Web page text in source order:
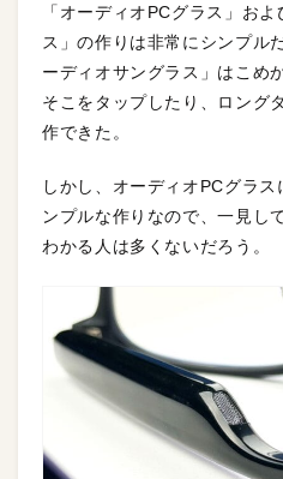
「オーディオPCグラス」お
ス」の作りは非常にシンプル
ーディオサングラス」はこめ
そこをタップしたり、ロング
作できた。
しかし、オーディオPCグラ
ンプルな作りなので、一見し
わかる人は多くないだろう。